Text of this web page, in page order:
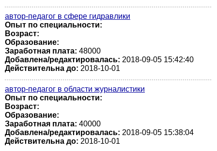
автор-педагог в сфере гидравлики
Опыт по специальности:
Возраст:
Образование:
Заработная плата: 48000
Добавлена/редактировалась: 2018-09-05 15:42:40
Действительна до: 2018-10-01
автор-педагог в области журналистики
Опыт по специальности:
Возраст:
Образование:
Заработная плата: 40000
Добавлена/редактировалась: 2018-09-05 15:38:04
Действительна до: 2018-10-01